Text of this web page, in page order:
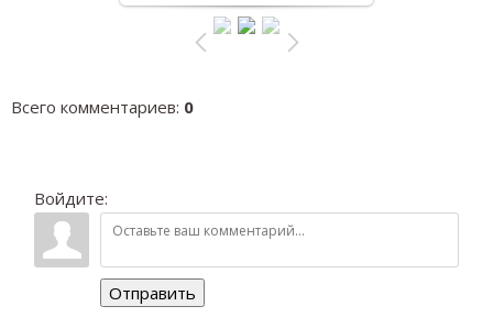
Всего комментариев: 0
Войдите:
Отправить